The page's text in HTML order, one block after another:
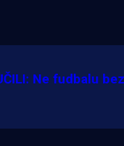
Ne fudbalu bez